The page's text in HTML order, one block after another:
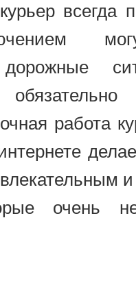
всегда
дорожные
работа
очень